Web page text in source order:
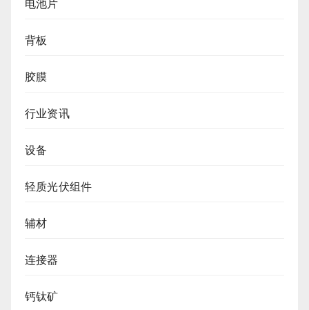
电池片
背板
胶膜
行业资讯
设备
轻质光伏组件
辅材
连接器
钙钛矿